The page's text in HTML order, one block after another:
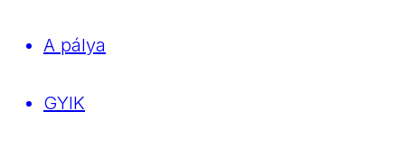
A pálya
GYIK